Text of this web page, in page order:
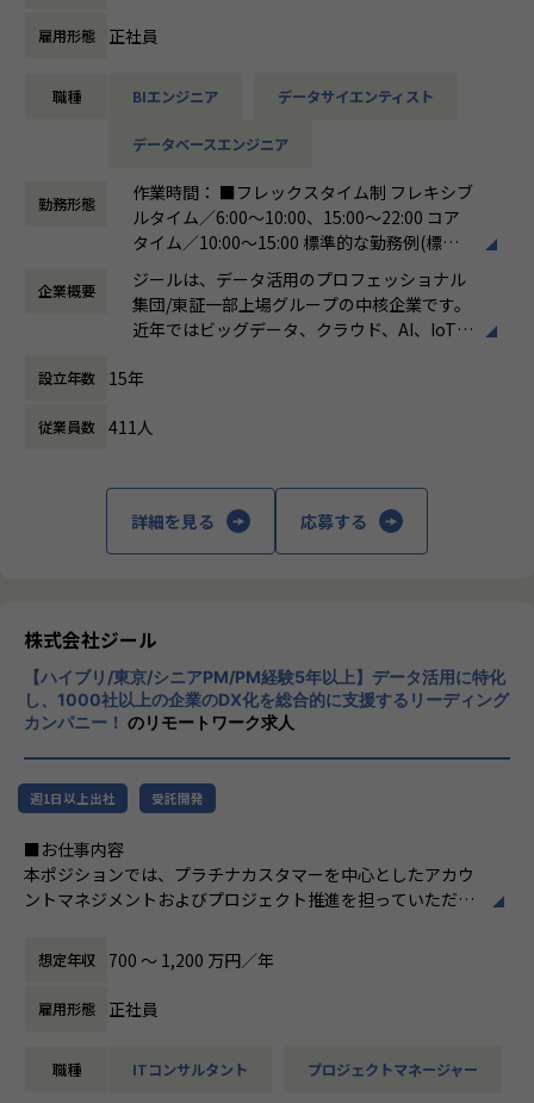
ます。お客様に対する長期的な貢献を果たす
【詳細】
画、設計、実装まで、プロジェクトに一気通貫で関わってい
●主に要件定義からテストまでお任せします。開発だけでな
エンドユーザーとのコミュニケーション能力など、幅広い経
験に基づくスキルアップ・キャリアアップが可能な環境で
●エンドユーザー様と直接やり取りをする立場であり、要件
定義など上流工程に携われます。
■募集背景
るための増員です。
雇用形態 正社員
職種 BIエンジニア データサイエンティスト
データベースエンジニア
勤務形態
作業時間： ■フレックスタイム制 フレキシブ
ルタイム／6:00～10:00、15:00～22:00 コア
タイム／10:00～15:00 標準的な勤務例(標準
労働時間)／9:00～18:00
働き方：フレックス制（コアタイムあり）
時間外労働の有無： 有（月平均19時間）
休憩時間： 60分
企業概要
ジールは、データ活用のプロフェッショナル
集団/東証一部上場グループの中核企業です。
近年ではビッグデータ、クラウド、AI、IoTを
する立場にスコープを拡張しています。
顧客の大半は大手企業となっており、30年以
■Mission：専門性と技術力、高度な分析ノ
ズに応えるため、私たちは「プロフェッショ
ナルサービスの大衆化」をミッションとして
掲げております。高い専門性を持った技術
力、深い経験から得られた多様性のある高度
な分析力をハイクオリティ＆ローコストで提
供することで、企業の競争優位確保に貢献す
ることを私たちは使命としております。
造」を掲げて、理想企業の創造に向け、「社
員全員が燃える会社」を目指しています。理
展する企業です。そして、社員全員が燃え続
ます。お客様に対する長期的な貢献を果たす
設立年数 15年
従業員数 411人
詳細を見る 応募する
株式会社ジール
【ハイブリ/東京/シニアPM/PM経験5年以上】データ活用に特化
し、1000社以上の企業のDX化を総合的に支援するリーディング
カンパニー！ のリモートワーク求人
週1日以上出社 受託開発
■お仕事内容
本ポジションでは、プラチナカスタマーを中心としたアカウ
ントマネジメントおよびプロジェクト推進を担っていただき
-担当顧客に対するアカウントプランの策定・実行
-顧客の経営・事業課題を踏まえた中長期ロードマップの
共同策定
-営業部門と連携した提案活動および受注に向けたアクシ
-ステアリングコミッティの設計・運営（経営層との合意
想定年収 700 〜 1,200 万円／年
雇用形態 正社員
職種 ITコンサルタント プロジェクトマネージャー